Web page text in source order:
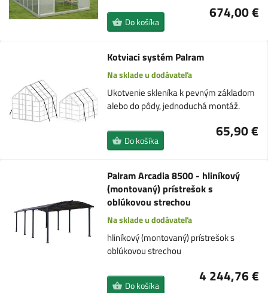
674,00 €
Do košíka
Kotviaci systém Palram
Na sklade u dodávateľa
Ukotvenie skleníka k pevným základom
alebo do pôdy, jednoduchá montáž.
65,90 €
Do košíka
Palram Arcadia 8500 - hliníkový
(montovaný) prístrešok s
oblúkovou strechou
Na sklade u dodávateľa
hliníkový (montovaný) prístrešok s
oblúkovou strechou
4 244,76 €
Do košíka